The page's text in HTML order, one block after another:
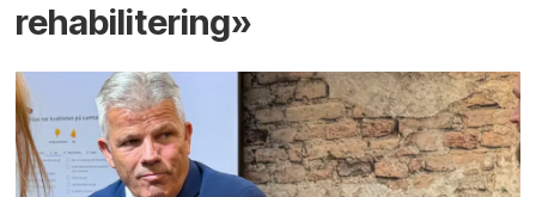
rehabilitering»